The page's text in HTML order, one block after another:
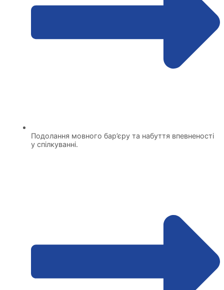
Подолання мовного бар’єру та набуття впевненості
у спілкуванні.